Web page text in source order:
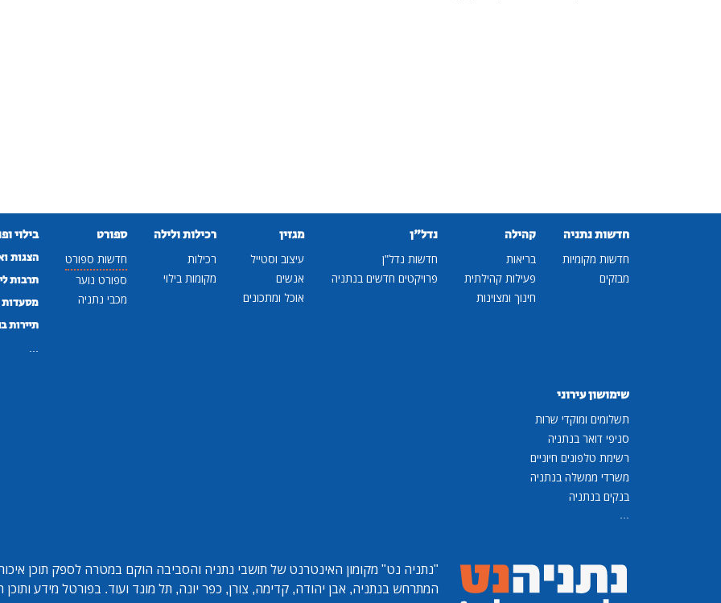
חדשות נתניה
חדשות מקומיות
מבזקים
קהילה
בריאות
פעילות קהילתית
חינוך ומצוינות
נדל"ן
חדשות נדל"ן
פרויקטים חדשים בנתניה
מגזין
עיצוב וסטייל
אנשים
אוכל ומתכונים
רכילות ולילה
רכילות
מקומות בילוי
ספורט
חדשות ספורט
ספורט נוער
מכבי נתניה
בילוי
הצגות
תרבות
מסעדות
תיירות
...
שימושון עירוני
תשלומים ומוקדי שרות
סניפי דואר בנתניה
רשימת טלפונים חיוניים
משרדי ממשלה בנתניה
בנקים בנתניה
...
"נתניה נט" מקומון האינטרנט של תושבי נתניה והסביבה הוקם במטרה לספק תוכן
המתרחש בנתניה, אבן יהודה, קדימה, צורן, כפר יונה, תל מונד ועוד. בפורטל מידע